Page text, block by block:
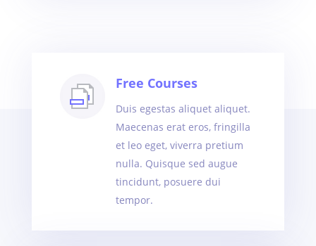
Free Courses
Duis egestas aliquet aliquet.
Maecenas erat eros, fringilla
et leo eget, viverra pretium
nulla. Quisque sed augue
tincidunt, posuere dui
tempor.